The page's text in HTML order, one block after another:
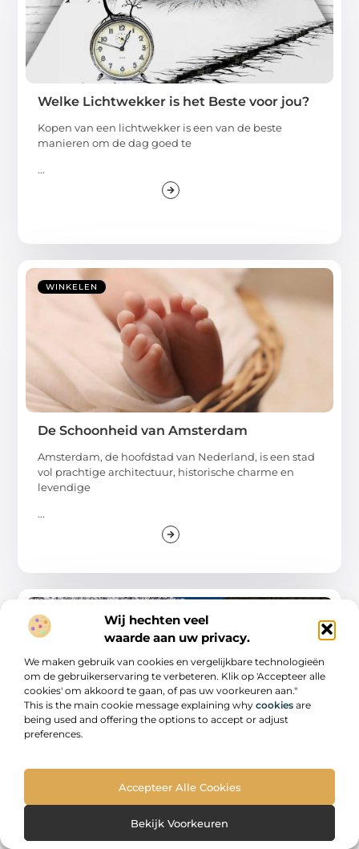
Wij hechten veel
waarde aan uw privacy.
We maken gebruik van cookies en vergelijkbare technologieën
om de gebruikerservaring te verbeteren. Klik op 'Accepteer alle
cookies' om akkoord te gaan, of pas uw voorkeuren aan."
This is the main cookie message explaining why cookies are
being used and offering the options to accept or adjust
preferences.
Accepteer Alle Cookies
Bekijk Voorkeuren
Welke Lichtwekker is het Beste voor jou?
Kopen van een lichtwekker is een van de beste
manieren om de dag goed te
...
WINKELEN
De Schoonheid van Amsterdam
Amsterdam, de hoofdstad van Nederland, is een stad
vol prachtige architectuur, historische charme en
levendige
...
WINKELEN
Reizen is een van de meest fantastische ervaringen